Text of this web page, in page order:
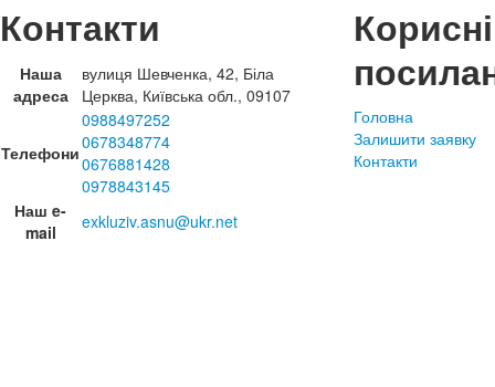
Контакти
Наша
адреса
вулиця Шевченка, 42, Біла
Церква, Київська обл., 09107
Телефони
0988497252
0678348774
0676881428
0978843145
Наш e-
mail
exkluziv.asnu@ukr.net
Корисні
Головна
Залишити заявку
Контакти